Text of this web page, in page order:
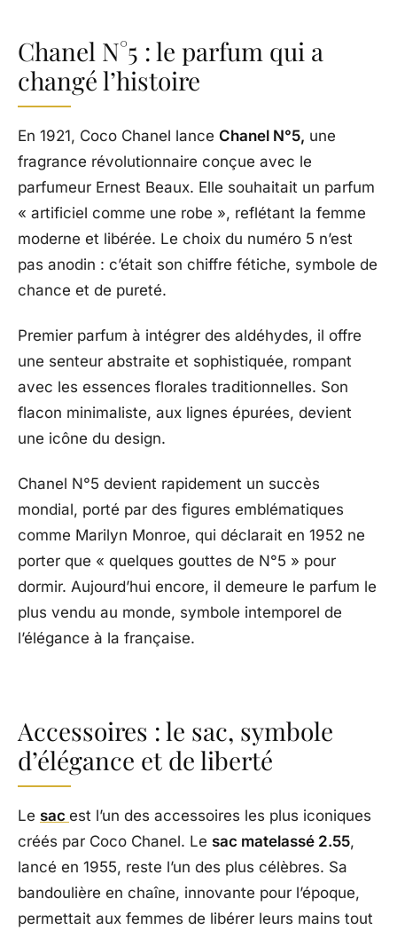
Chanel N°5 : le parfum qui a
changé l’histoire
En 1921, Coco Chanel lance Chanel N°5, une
fragrance révolutionnaire conçue avec le
parfumeur Ernest Beaux. Elle souhaitait un parfum
« artificiel comme une robe », reflétant la femme
moderne et libérée. Le choix du numéro 5 n’est
pas anodin : c’était son chiffre fétiche, symbole de
chance et de pureté.
Premier parfum à intégrer des aldéhydes, il offre
une senteur abstraite et sophistiquée, rompant
avec les essences florales traditionnelles. Son
flacon minimaliste, aux lignes épurées, devient
une icône du design.
Chanel N°5 devient rapidement un succès
mondial, porté par des figures emblématiques
comme Marilyn Monroe, qui déclarait en 1952 ne
porter que « quelques gouttes de N°5 » pour
dormir. Aujourd’hui encore, il demeure le parfum le
plus vendu au monde, symbole intemporel de
l’élégance à la française.
Accessoires : le sac, symbole
d’élégance et de liberté
Le sac est l’un des accessoires les plus iconiques
créés par Coco Chanel. Le sac matelassé 2.55,
lancé en 1955, reste l’un des plus célèbres. Sa
bandoulière en chaîne, innovante pour l’époque,
permettait aux femmes de libérer leurs mains tout